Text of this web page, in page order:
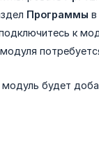
Программы в
к
будет